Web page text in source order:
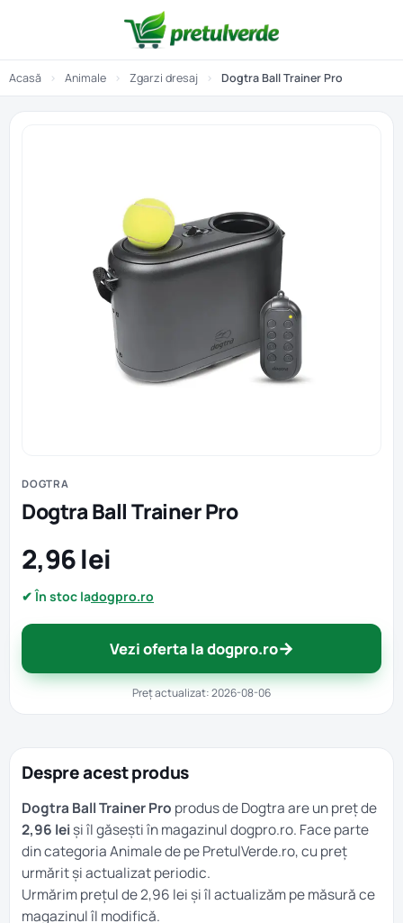
Acasă › Animale › Zgarzi dresaj › Dogtra Ball Trainer Pro
DOGTRA
Dogtra Ball Trainer Pro
2,96 lei
✔ În stoc ladogpro.ro
Vezi oferta la dogpro.ro→
Preț actualizat: 2026-08-06
Despre acest produs
Dogtra Ball Trainer Pro produs de Dogtra are un preț de
2,96 lei și îl găsești în magazinul dogpro.ro. Face parte
din categoriaAnimalede pe PretulVerde.ro, cu preț
urmărit și actualizat periodic.
Urmărim prețul de 2,96 lei și îl actualizăm pe măsură ce
magazinul îl modifică.